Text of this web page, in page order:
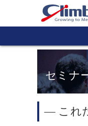
セミナ
― これ